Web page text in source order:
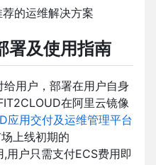
署及使用指南
用户，部署在用户自身
在阿里云镜像
应用交付及运维管理平台
上线初期的
用户只需支付ECS费用即